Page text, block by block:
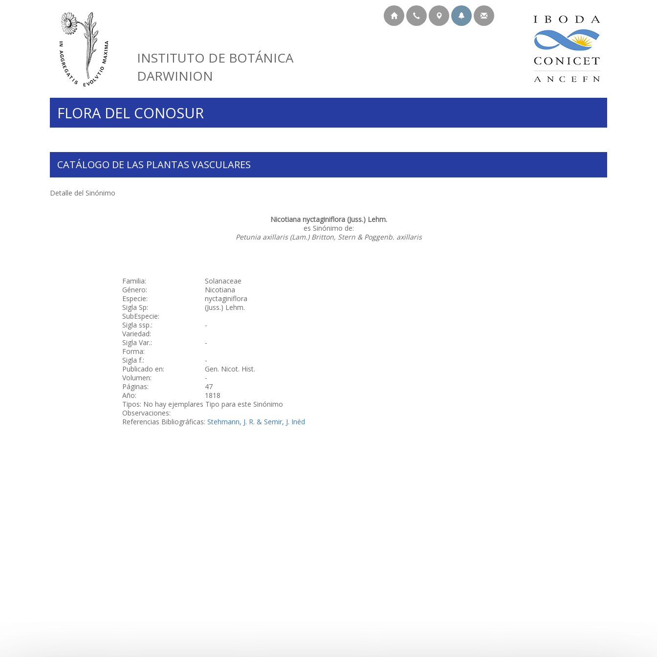
INSTITUTO DE BOTÁNICA
DARWINION
FLORA DEL CONOSUR
CATÁLOGO DE LAS PLANTAS VASCULARES
Detalle del Sinónimo
Nicotiana nyctaginiflora (Juss.) Lehm.
es Sinónimo de:
Petunia axillaris (Lam.) Britton, Stern & Poggenb. axillaris
Familia:
Solanaceae
Género:
Nicotiana
Especie:
nyctaginiflora
Sigla Sp:
(Juss.) Lehm.
SubEspecie:
Sigla ssp.:
-
Variedad:
Sigla Var.:
-
Forma:
Sigla f.:
-
Publicado en:
Gen. Nicot. Hist.
Volumen:
-
Páginas:
47
Año:
1818
Tipos: No hay ejemplares Tipo para este Sinónimo
Observaciones:
Referencias Bibliográficas: Stehmann, J. R. & Semir, J. Inéd